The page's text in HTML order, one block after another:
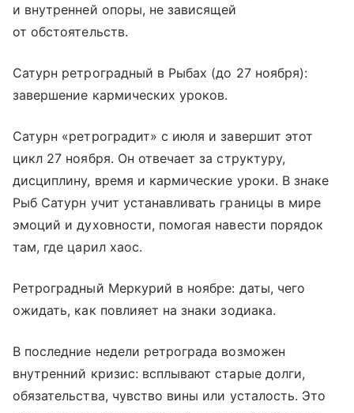
и внутренней опоры, не зависящей
от обстоятельств.
Сатурн ретроградный в Рыбах (до 27 ноября):
завершение кармических уроков.
Сатурн «ретроградит» с июля и завершит этот
цикл 27 ноября. Он отвечает за структуру,
дисциплину, время и кармические уроки. В знаке
Рыб Сатурн учит устанавливать границы в мире
эмоций и духовности, помогая навести порядок
там, где царил хаос.
Ретроградный Меркурий в ноябре: даты, чего
ожидать, как повлияет на знаки зодиака.
В последние недели ретрограда возможен
внутренний кризис: всплывают старые долги,
обязательства, чувство вины или усталость. Это